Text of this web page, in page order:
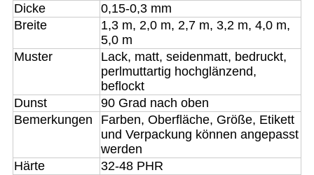
Dicke
0,15-0,3 mm
Breite
1,3 m, 2,0 m, 2,7 m, 3,2 m, 4,0 m,
5,0 m
Muster
Lack, matt, seidenmatt, bedruckt,
perlmuttartig hochglänzend,
beflockt
Dunst
90 Grad nach oben
Bemerkungen
Farben, Oberfläche, Größe, Etikett
und Verpackung können angepasst
werden
Härte
32-48 PHR